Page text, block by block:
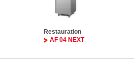
Restauration
AF 04 NEXT